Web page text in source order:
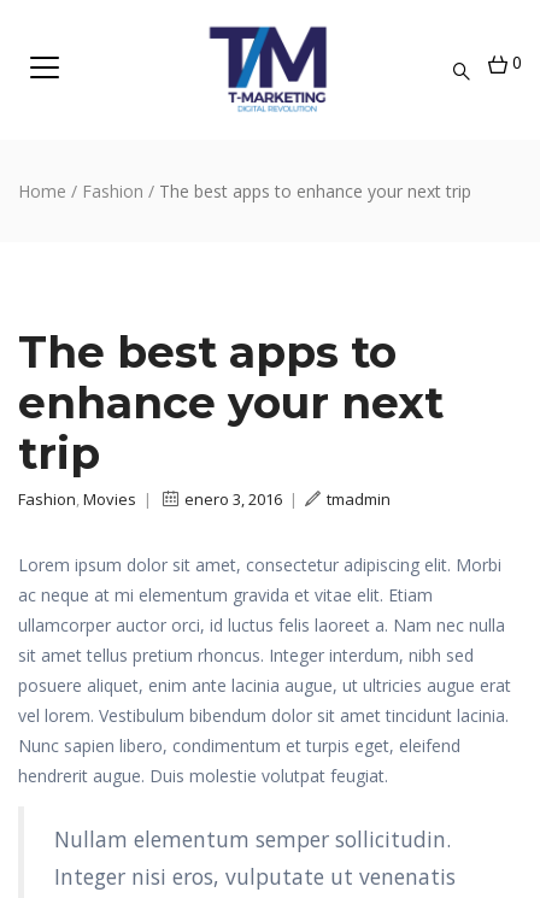
0
Home / Fashion / The best apps to enhance your next trip
The best apps to
enhance your next
trip
Fashion,Movies | enero 3, 2016 | tmadmin
Lorem ipsum dolor sit amet, consectetur adipiscing elit. Morbi
ac neque at mi elementum gravida et vitae elit. Etiam
ullamcorper auctor orci, id luctus felis laoreet a. Nam nec nulla
sit amet tellus pretium rhoncus. Integer interdum, nibh sed
posuere aliquet, enim ante lacinia augue, ut ultricies augue erat
vel lorem. Vestibulum bibendum dolor sit amet tincidunt lacinia.
Nunc sapien libero, condimentum et turpis eget, eleifend
hendrerit augue. Duis molestie volutpat feugiat.
Nullam elementum semper sollicitudin.
Integer nisi eros, vulputate ut venenatis